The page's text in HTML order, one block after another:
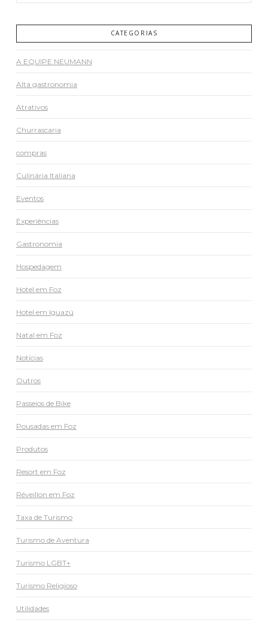
CATEGORIAS
A EQUIPE NEUMANN
Alta gastronomia
Atrativos
Churrascaria
compras
Culinária Italiana
Eventos
Experiências
Gastronomia
Hospedagem
Hotel em Foz
Hotel em Iguazú
Natal em Foz
Notícias
Outros
Passeios de Bike
Pousadas em Foz
Produtos
Resort em Foz
Réveillon em Foz
Taxa de Turismo
Turismo de Aventura
Turismo LGBT+
Turismo Religioso
Utilidades